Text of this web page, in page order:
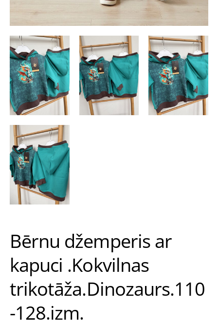
Bērnu džemperis ar
kapuci .Kokvilnas
trikotāža.Dinozaurs.110
-128.izm.